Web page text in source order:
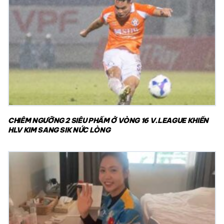
CHIÊM NGƯỠNG 2 SIÊU PHẨM Ở VÒNG 16 V.LEAGUE KHIẾN
HLV KIM SANG SIK NỨC LÒNG